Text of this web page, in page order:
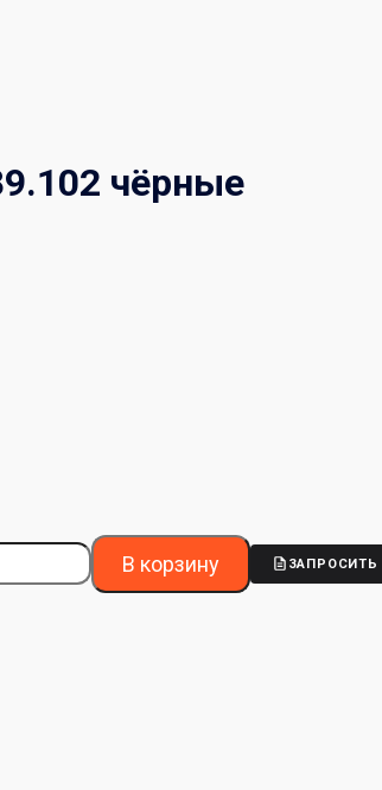
чёрные
В корзину